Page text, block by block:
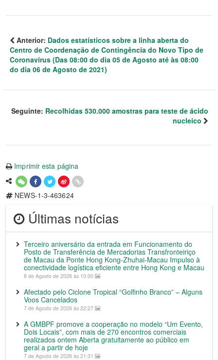
Anterior: Dados estatísticos sobre a linha aberta do
Centro de Coordenação de Contingência do Novo Tipo de
Coronavírus (Das 08:00 do dia 05 de Agosto até às 08:00
do dia 06 de Agosto de 2021)
Seguinte: Recolhidas 530.000 amostras para teste de ácido
nucleico
Imprimir esta página
NEWS-1-3-463624
Últimas notícias
Terceiro aniversário da entrada em Funcionamento do
Posto de Transferência de Mercadorias Transfronteiriço
de Macau da Ponte Hong Kong-Zhuhai-Macau Impulso à
conectividade logística eficiente entre Hong Kong e Macau
8 de Agosto de 2026 às 10:00
Afectado pelo Ciclone Tropical “Golfinho Branco” – Alguns
Voos Cancelados
7 de Agosto de 2026 às 22:27
A GMBPF promove a cooperação no modelo “Um Evento,
Dois Locais”, com mais de 270 encontros comerciais
realizados ontem Aberta gratuitamente ao público em
geral a partir de hoje
7 de Agosto de 2026 às 21:31